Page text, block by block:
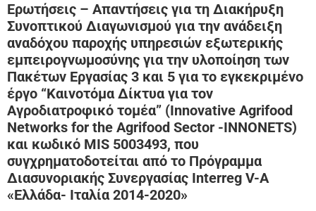
Ερωτήσεις – Απαντήσεις για τη Διακήρυξη
Συνοπτικού Διαγωνισμού για την ανάδειξη
αναδόχου παροχής υπηρεσιών εξωτερικής
εμπειρογνωμοσύνης για την υλοποίηση των
Πακέτων Εργασίας 3 και 5 για το εγκεκριμένο
έργο “Καινοτόμα Δίκτυα για τον
Αγροδιατροφικό τομέα” (Innovative Agrifood
Networks for the Agrifood Sector -INNONETS)
και κωδικό MIS 5003493, που
συγχρηματοδοτείται από το Πρόγραμμα
Διασυνοριακής Συνεργασίας Interreg V-A
«Ελλάδα- Ιταλία 2014-2020»